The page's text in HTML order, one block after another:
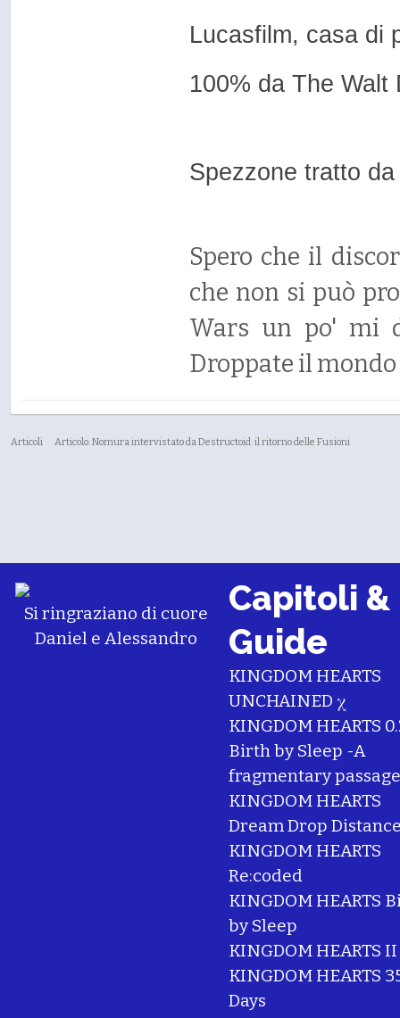
Lucasfilm, casa di
100% da The Walt
Spezzone tratto
Spero che il
che non si può
Wars un po' mi
Droppate il mondo
Articoli Articolo: Nomura intervistato da Destructoid: il ritorno delle Fusioni
Si ringraziano di cuore
Daniel e Alessandro
Capitoli &
Guide
KINGDOM HEARTS
UNCHAINED χ
KINGDOM HEARTS
Birth by Sleep -A
fragmentary
KINGDOM HEARTS
Dream Drop
KINGDOM HEARTS
Re:coded
KINGDOM HEARTS
by Sleep
KINGDOM HEARTS II
KINGDOM HEARTS
Days